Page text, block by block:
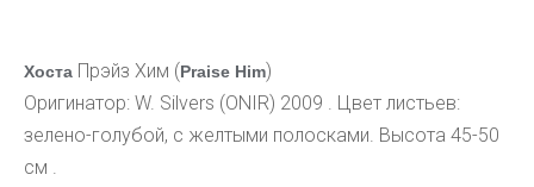
Хоста Прэйз Хим (Praise Him)
Оригинатор: W. Silvers (ONIR) 2009 . Цвет листьев:
зелено-голубой, с желтыми полосками. Высота 45-50
см .